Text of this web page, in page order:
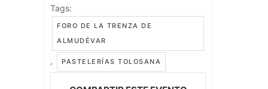
Tags:
FORO DE LA TRENZA DE
ALMUDÉVAR
, PASTELERÍAS TOLOSANA